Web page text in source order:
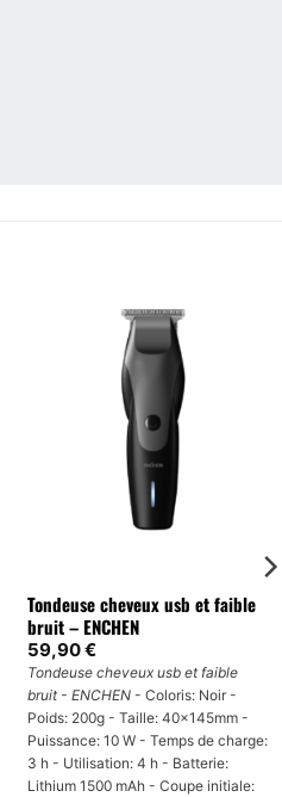
Tondeuse cheveux usb et faible
bruit – ENCHEN
59,90€
Tondeuse cheveux usb et faible
bruit - ENCHEN- Coloris: Noir -
Poids: 200g - Taille: 40x145mm -
Puissance: 10 W - Temps de charge:
3 h - Utilisation: 4 h - Batterie:
Lithium 1500 mAh - Coupe initiale: